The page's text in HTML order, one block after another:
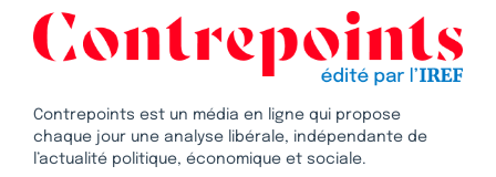
Contrepoints est un média en ligne qui propose
chaque jour une analyse libérale, indépendante de
l’actualité politique, économique et sociale.